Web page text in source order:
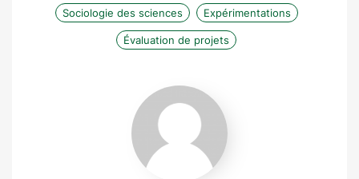
Sociologie des sciences Expérimentations
Évaluation de projets
Anne-
Gaëlle
Maltese